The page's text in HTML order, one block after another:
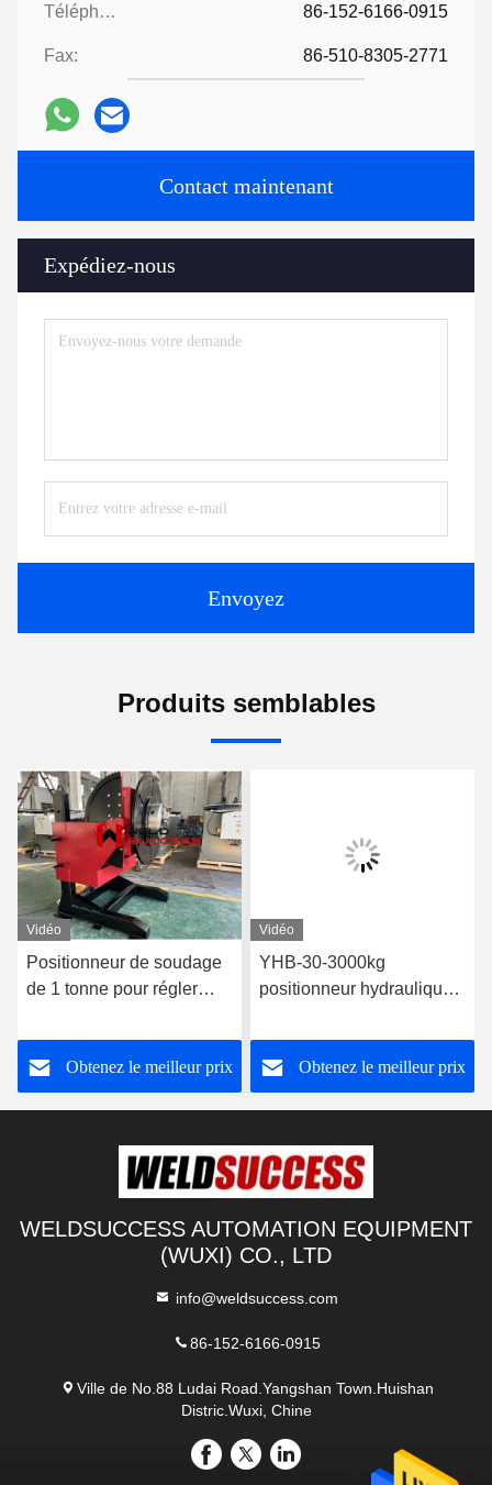
Téléphone: 86-152-6166-0915
Fax: 86-510-8305-2771
Contact maintenant
Expédiez-nous
Envoyez
Produits semblables
Vidéo
Positionneur de soudage
de 1 tonne pour régler
du boulon
Obtenez le meilleur prix
Vidéo
YHB-30-3000kg
positionneur hydraulique
commande électrique
Obtenez le meilleur prix
WELDSUCCESS AUTOMATION EQUIPMENT
(WUXI) CO., LTD
info@weldsuccess.com
86-152-6166-0915
Ville de No.88 Ludai Road.Yangshan Town.Huishan
Distric.Wuxi, Chine